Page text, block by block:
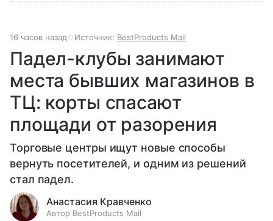
16 часов назад Источник: BestProducts Mail
Падел-клубы занимают
места бывших магазинов в
ТЦ: корты спасают
площади от разорения
Торговые центры ищут новые способы
вернуть посетителей, и одним из решений
стал падел.
Анастасия Кравченко
Автор BestProducts Mail